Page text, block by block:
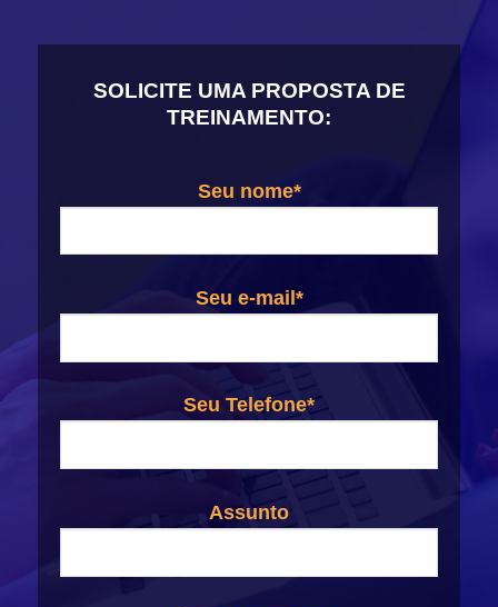
SOLICITE UMA PROPOSTA DE
TREINAMENTO:
Seu nome*
Seu e-mail*
Seu Telefone*
Assunto